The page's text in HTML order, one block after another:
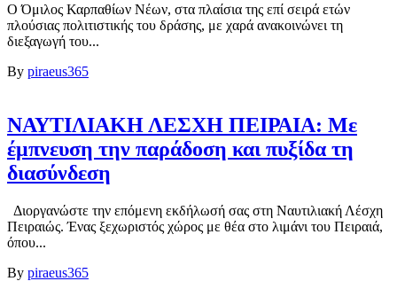
Ο Όμιλος Καρπαθίων Νέων, στα πλαίσια της επί σειρά ετών
πλούσιας πολιτιστικής του δράσης, με χαρά ανακοινώνει τη
διεξαγωγή του...
By piraeus365
ΝΑΥΤΙΛΙΑΚΗ ΛΕΣΧΗ ΠΕΙΡΑΙΑ: Με
έμπνευση την παράδοση και πυξίδα τη
διασύνδεση
Διοργανώστε την επόμενη εκδήλωσή σας στη Ναυτιλιακή Λέσχη
Πειραιώς. Ένας ξεχωριστός χώρος με θέα στο λιμάνι του Πειραιά,
όπου...
By piraeus365